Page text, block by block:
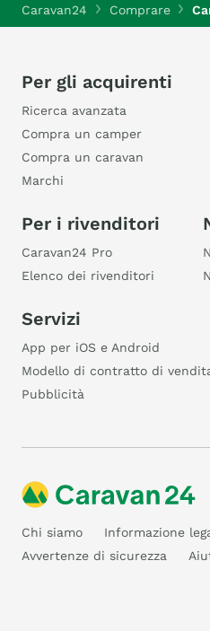
Caravan24 Comprare
Per gli acquirenti
Ricerca avanzata
Compra un camper
Compra un caravan
Marchi
Per i rivenditori
Caravan24 Pro
Elenco dei rivenditori
Servizi
App per iOS e Android
Modello di contratto di
Pubblicità
Chi siamo Informazione
Avvertenze di sicurezza